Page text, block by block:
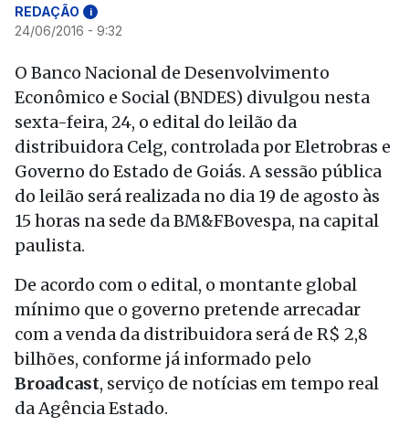
REDAÇÃO i
24/06/2016 - 9:32
O Banco Nacional de Desenvolvimento
Econômico e Social (BNDES) divulgou nesta
sexta-feira, 24, o edital do leilão da
distribuidora Celg, controlada por Eletrobras e
Governo do Estado de Goiás. A sessão pública
do leilão será realizada no dia 19 de agosto às
15 horas na sede da BM&FBovespa, na capital
paulista.
De acordo com o edital, o montante global
mínimo que o governo pretende arrecadar
com a venda da distribuidora será de R$ 2,8
bilhões, conforme já informado pelo
Broadcast, serviço de notícias em tempo real
da Agência Estado.